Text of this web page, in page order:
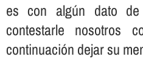
es con algún dato
contestarle nosotros
continuación dejar su